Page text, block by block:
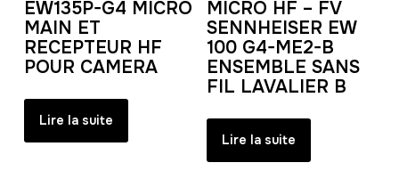
EW135P-G4 MICRO
MAIN ET
RECEPTEUR HF
POUR CAMERA
Lire la suite
MICRO HF – FV
SENNHEISER EW
100 G4-ME2-B
ENSEMBLE SANS
FIL LAVALIER B
Lire la suite